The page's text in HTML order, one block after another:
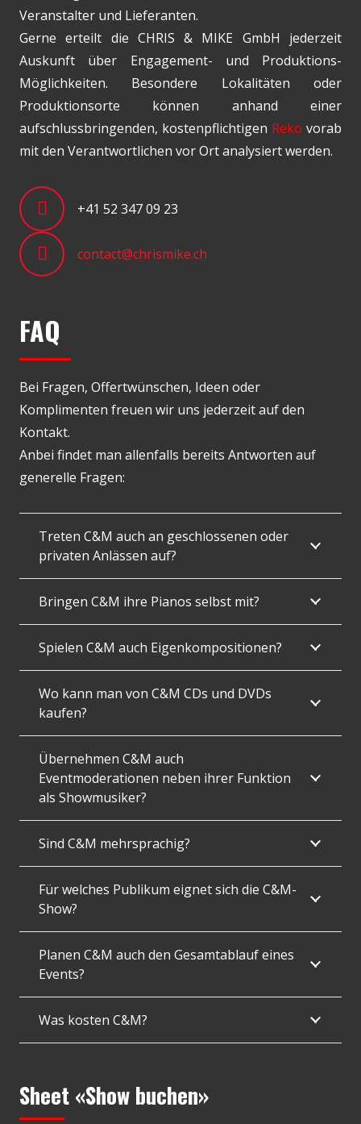
Veranstalter und Lieferanten.
Gerne erteilt die CHRIS & MIKE GmbH jederzeit
Auskunft über Engagement- und Produktions-
Möglichkeiten. Besondere Lokalitäten oder
Produktionsorte können anhand einer
aufschlussbringenden, kostenpflichtigen Reko vorab
mit den Verantwortlichen vor Ort analysiert werden.
+41 52 347 09 23
contact@chrismike.ch
FAQ
Bei Fragen, Offertwünschen, Ideen oder
Komplimenten freuen wir uns jederzeit auf den
Kontakt.
Anbei findet man allenfalls bereits Antworten auf
generelle Fragen:
Treten C&M auch an geschlossenen oder
privaten Anlässen auf?
Bringen C&M ihre Pianos selbst mit?
Spielen C&M auch Eigenkompositionen?
Wo kann man von C&M CDs und DVDs
kaufen?
Übernehmen C&M auch
Eventmoderationen neben ihrer Funktion
als Showmusiker?
Sind C&M mehrsprachig?
Für welches Publikum eignet sich die C&M-
Show?
Planen C&M auch den Gesamtablauf eines
Events?
Was kosten C&M?
Sheet «Show buchen»